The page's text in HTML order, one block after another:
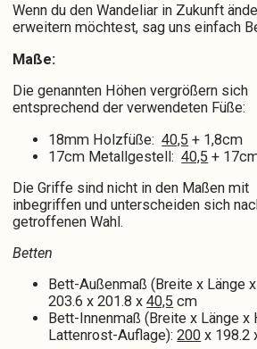
Wenn du den Wandeliar in Zukunft
erweitern möchtest, sag uns einfach
Maße:
Die genannten Höhen vergrößern sich
entsprechend der verwendeten Füße:
18mm Holzfüße:40,5 + 1,8cm
17cm Metallgestell:40,5 +
Die Griffe sind nicht in den Maßen mit
inbegriffen und unterscheiden sich
getroffenen Wahl.
Betten
Bett-Außenmaß (Breite x Länge
203.6 x 201.8 x40,5 cm
Bett-Innenmaß (Breite x Länge x
Lattenrost-Auflage):200 x 198.2